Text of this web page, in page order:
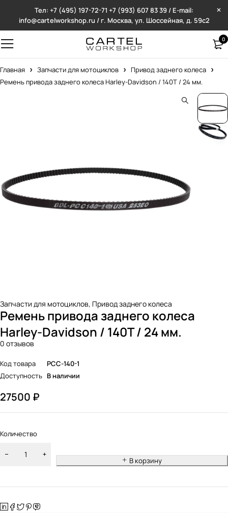
Тел: +7 (495) 197-72-71 +7 (993) 607 83 39 / E-mail:
info@cartelworkshop.ru / г. Москва, ул. Шоссейная, д. 59с2
0
Главная Запчасти для мотоциклов
Привод заднего колеса
Ремень привода заднего колеса Harley-Davidson / 140T / 24 мм.
Запчасти для мотоциклов, Привод заднего колеса
Ремень привода заднего колеса
Harley-Davidson / 140T / 24 мм.
0 отзывов
Код товара
PCC-140-1
Доступность В наличии
27500 ₽
Количество
В корзину